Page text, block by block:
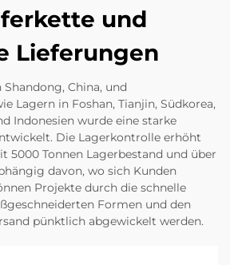
und
Lieferungen
China, und
Lagern in Foshan, Tianjin, Südkorea,
Indonesien wurde eine starke
Die Lagerkontrolle erhöht
5000 Tonnen Lagerbestand und über
davon, wo sich Kunden
Projekte durch die schnelle
Formen und den
pünktlich abgewickelt werden.